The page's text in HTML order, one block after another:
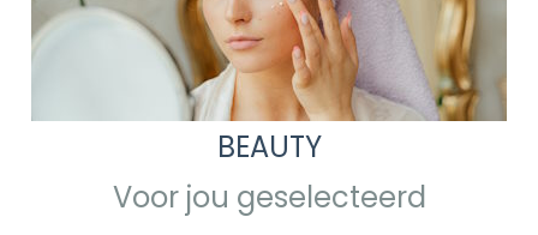
BEAUTY
Voor jou geselecteerd